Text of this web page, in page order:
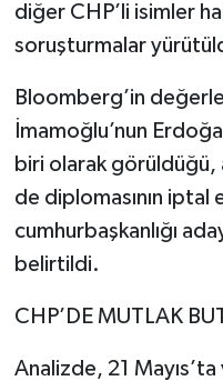
diğer CHP’li isimler
soruşturmalar
Bloomberg’in
İmamoğlu’nun
biri olarak görüldüğü,
de diplomasının iptal
cumhurbaşkanlığı
belirtildi.
CHP’DE MUTLAK
Analizde, 21